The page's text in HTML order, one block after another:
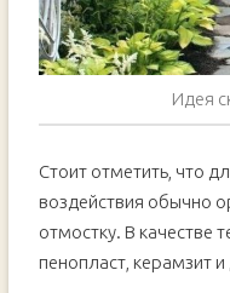
Идея
Стоит отметить, что
воздействия обычно
отмостку. В качестве
пенопласт, керамзит и